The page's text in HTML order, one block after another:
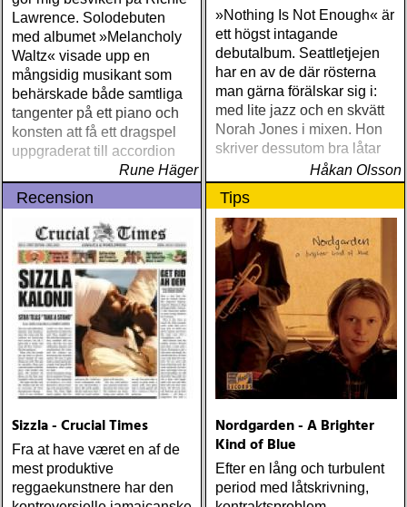
Lawrence. Solodebuten
med albumet »Melancholy
Waltz« visade upp en
mångsidig musikant som
behärskade både samtliga
tangenter på ett piano och
konsten att få ett dragspel
uppgraderat till accordion
Rune Häger
»Nothing Is Not Enough« är
ett högst intagande
debutalbum. Seattletjejen
har en av de där rösterna
man gärna förälskar sig i:
med lite jazz och en skvätt
Norah Jones i mixen. Hon
skriver dessutom bra låtar
Håkan Olsson
Recension
Sizzla - Crucial Times
Fra at have været en af de
mest produktive
reggaekunstnere har den
Tips
Nordgarden - A Brighter
Kind of Blue
Efter en lång och turbulent
period med låtskrivning,